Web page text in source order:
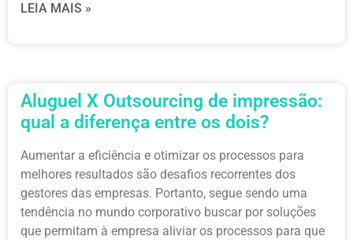
LEIA MAIS »
Aluguel X Outsourcing de impressão:
qual a diferença entre os dois?
Aumentar a eficiência e otimizar os processos para
melhores resultados são desafios recorrentes dos
gestores das empresas. Portanto, segue sendo uma
tendência no mundo corporativo buscar por soluções
que permitam à empresa aliviar os processos para que